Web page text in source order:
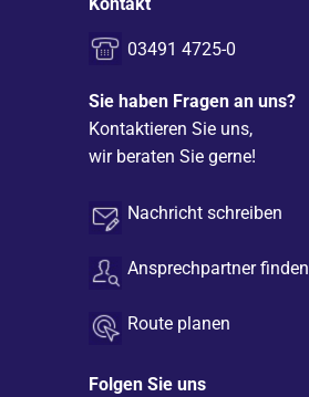
03491 4725-0
Sie haben Fragen an uns?
Kontaktieren Sie uns,
wir beraten Sie gerne!
Nachricht schreiben
Ansprechpartner finden
Route planen
Folgen Sie uns